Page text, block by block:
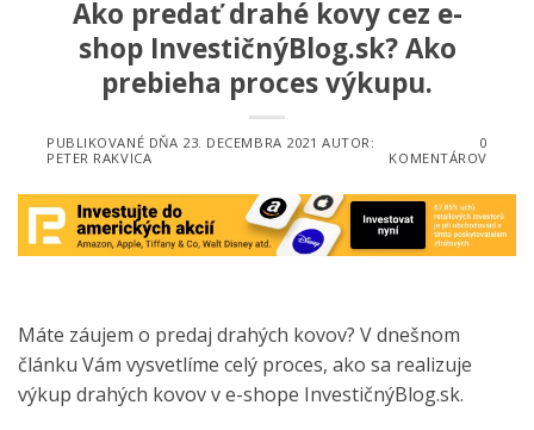
Ako predať drahé kovy cez e-
shop InvestičnýBlog.sk? Ako
prebieha proces výkupu.
PUBLIKOVANÉ DŇA 23. DECEMBRA 2021 AUTOR:
PETER RAKVICA
0
KOMENTÁROV
Máte záujem o predaj drahých kovov? V dnešnom
článku Vám vysvetlíme celý proces, ako sa realizuje
výkup drahých kovov v e-shope InvestičnýBlog.sk.